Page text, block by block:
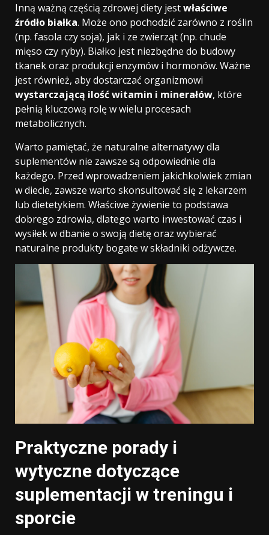
Inną ważną częścią zdrowej diety jestwłaściwe
źródło białka. Może ono pochodzić zarówno z roślin
(np. fasola czy soja), jak i ze zwierząt (np. chude
mięso czy ryby). Białko jest niezbędne do budowy
tkanek oraz produkcji enzymów i hormonów. Ważne
jest również, aby dostarczać organizmowi
wystarczającą ilość witamin i minerałów, które
pełnią kluczową rolę w wielu procesach
metabolicznych.
Warto pamiętać, że naturalne alternatywy dla
suplementów nie zawsze są odpowiednie dla
każdego. Przed wprowadzeniem jakichkolwiek zmian
w diecie, zawsze warto skonsultować się z lekarzem
lub dietetykiem. Właściwe żywienie to podstawa
dobrego zdrowia, dlatego warto inwestować czas i
wysiłek w dbanie o swoją dietę oraz wybierać
naturalne produkty bogate w składniki odżywcze.
Praktyczne porady i
wytyczne dotyczące
suplementacji w treningu i
sporcie